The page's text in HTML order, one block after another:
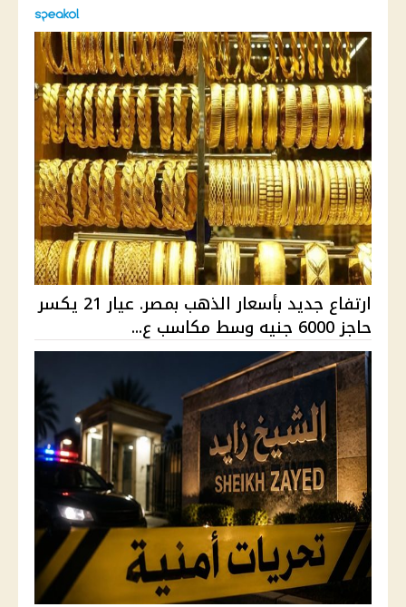
ارتفاع جديد بأسعار الذهب بمصر. عيار 21 يكسر
حاجز 6000 جنيه وسط مكاسب ع...